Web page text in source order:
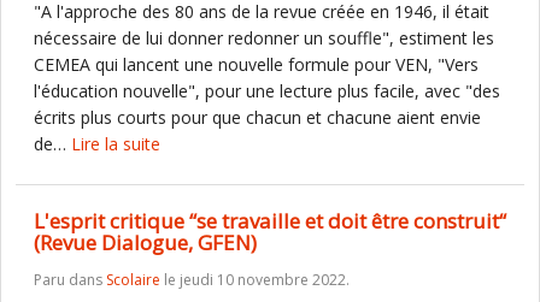
"A l'approche des 80 ans de la revue créée en 1946, il était
nécessaire de lui donner redonner un souffle", estiment les
CEMEA qui lancent une nouvelle formule pour VEN, "Vers
l'éducation nouvelle", pour une lecture plus facile, avec "des
écrits plus courts pour que chacun et chacune aient envie
de… Lire la suite
L'esprit critique “se travaille et doit être construit“
(Revue Dialogue, GFEN)
Paru dans Scolaire le jeudi 10 novembre 2022.